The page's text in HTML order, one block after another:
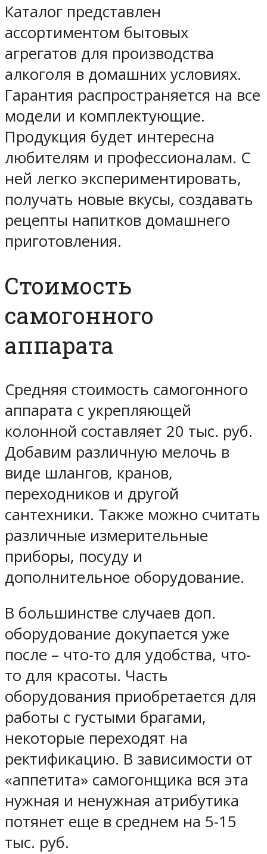
Каталог представлен
ассортиментом бытовых
агрегатов для производства
алкоголя в домашних условиях.
Гарантия распространяется на все
модели и комплектующие.
Продукция будет интересна
любителям и профессионалам. С
ней легко экспериментировать,
получать новые вкусы, создавать
рецепты напитков домашнего
приготовления.
Стоимость
самогонного
аппарата
Средняя стоимость самогонного
аппарата с укрепляющей
колонной составляет 20 тыс. руб.
Добавим различную мелочь в
виде шлангов, кранов,
переходников и другой
сантехники. Также можно считать
различные измерительные
приборы, посуду и
дополнительное оборудование.
В большинстве случаев доп.
оборудование докупается уже
после – что-то для удобства, что-
то для красоты. Часть
оборудования приобретается для
работы с густыми брагами,
некоторые переходят на
ректификацию. В зависимости от
«аппетита» самогонщика вся эта
нужная и ненужная атрибутика
потянет еще в среднем на 5-15
тыс. руб.